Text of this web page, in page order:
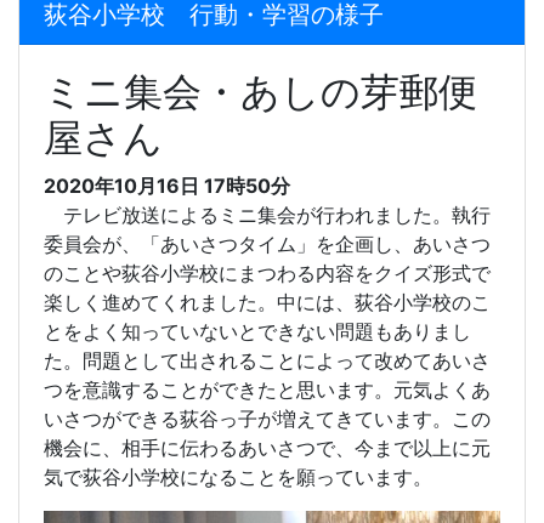
荻谷小学校 行動・学習の様子
ミニ集会・あしの芽郵便
屋さん
2020年10月16日 17時50分
テレビ放送によるミニ集会が行われました。執行
委員会が、「あいさつタイム」を企画し、あいさつ
のことや荻谷小学校にまつわる内容をクイズ形式で
楽しく進めてくれました。中には、荻谷小学校のこ
とをよく知っていないとできない問題もありまし
た。問題として出されることによって改めてあいさ
つを意識することができたと思います。元気よくあ
いさつができる荻谷っ子が増えてきています。この
機会に、相手に伝わるあいさつで、今まで以上に元
気で荻谷小学校になることを願っています。